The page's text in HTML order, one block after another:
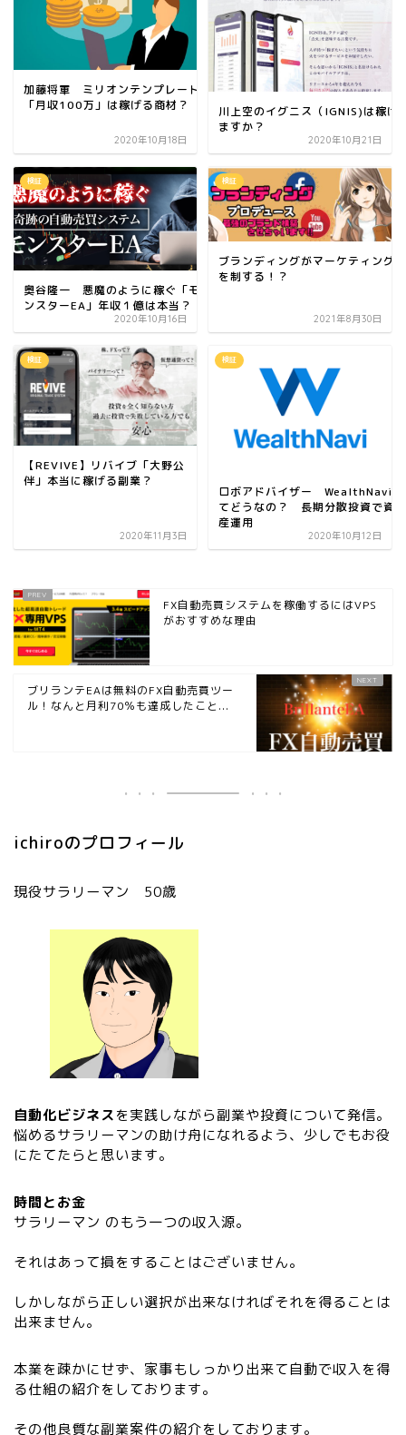
加藤将軍 ミリオンテンプレート
「月収100万」は稼げる商材？
2020年10月18日
川上空のイグニス（IGNIS)は稼げ
ますか？
2020年10月21日
検証
奥谷隆一 悪魔のように稼ぐ「モ
ンスターEA」年収１億は本当？
2020年10月16日
検証
ブランディングがマーケティング
を制する！？
2021年8月30日
検証
【REVIVE】リバイブ「大野公
伴」本当に稼げる副業？
2020年11月3日
検証
ロボアドバイザー WealthNavi
てどうなの？ 長期分散投資で資
産運用
2020年10月12日
FX自動売買システムを稼働するにはVPS
がおすすめな理由
ブリランテEAは無料のFX自動売買ツー
ル！なんと月利70％も達成したこと...
ichiroのプロフィール
現役サラリーマン 50歳
自動化ビジネスを実践しながら副業や投資について発信。
悩めるサラリーマンの助け舟になれるよう、少しでもお役
にたてたらと思います。
時間とお金
サラリーマン のもう一つの収入源。
それはあって損をすることはございません。
しかしながら正しい選択が出来なければそれを得ることは
出来ません。
本業を疎かにせず、家事もしっかり出来て自動で収入を得
る仕組の紹介をしております。
その他良質な副業案件の紹介をしております。